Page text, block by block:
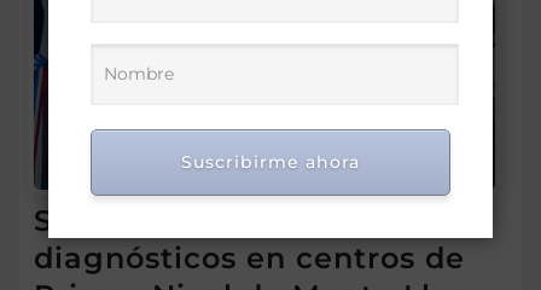
SNS fortalece servicios
diagnósticos en centros de
Suscribirme ahora